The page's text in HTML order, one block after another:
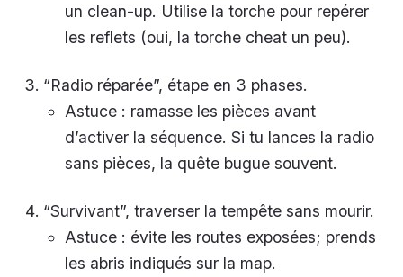
un clean-up. Utilise la torche pour repérer
les reflets (oui, la torche cheat un peu).
“Radio réparée”, étape en 3 phases.
Astuce : ramasse les pièces avant
d’activer la séquence. Si tu lances la radio
sans pièces, la quête bugue souvent.
“Survivant”, traverser la tempête sans mourir.
Astuce : évite les routes exposées; prends
les abris indiqués sur la map.